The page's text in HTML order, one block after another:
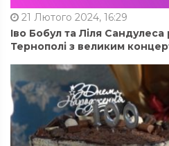
21 Лютого 2024, 16:29
Іво Бобул та Ліля
Тернополі з великим